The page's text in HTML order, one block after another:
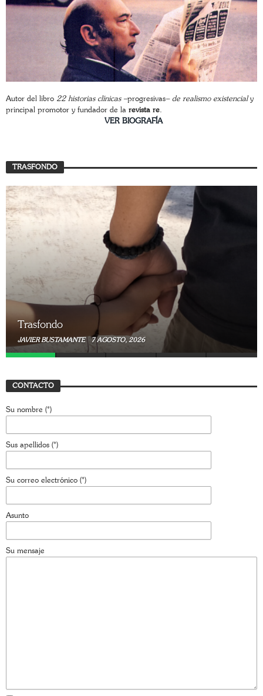
Autor del libro 22 historias clínicas –progresivas– de realismo existencialy
principal promotor y fundador de la revista re.
VER BIOGRAFÍA
TRASFONDO
Trasfondo
JAVIER BUSTAMANTE 7 JULIO, 2026
CONTACTO
Su nombre (*)
Sus apellidos (*)
Su correo electrónico (*)
Asunto
Su mensaje